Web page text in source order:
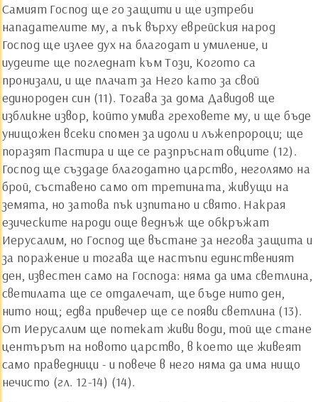
Самият Господ ще го защити и ще изтреби
нападателите му, а пък върху еврейския народ
Господ ще излее дух на благодат и умиление, и
иудеите ще погледнат към Този, Когото са
пронизали, и ще плачат за Него като за свой
единороден син (11). Тогава за дома Давидов ще
избликне извор, който умива греховете му, и ще бъде
унищожен всеки спомен за идоли и лъжепророци; ще
поразят Пастира и ще се разпръснат овците (12).
Господ ще създаде благодатно царство, неголямо на
брой, съставено само от третината, живущи на
земята, но затова пък изпитано и свято. Накрая
езическите народи още веднъж ще обкръжат
Иерусалим, но Господ ще въстане за негова защита и
за поражение и тогава ще настъпи единственият
ден, известен само на Господа: няма да има светлина,
светилата ще се отдалечат, ще бъде нито ден,
нито нощ; едва привечер ще се появи светлина (13).
От Иерусалим ще потекат живи води, той ще стане
центърът на новото царство, в което ще живеят
само праведници - и повече в него няма да има нищо
нечисто (гл. 12-14) (14).